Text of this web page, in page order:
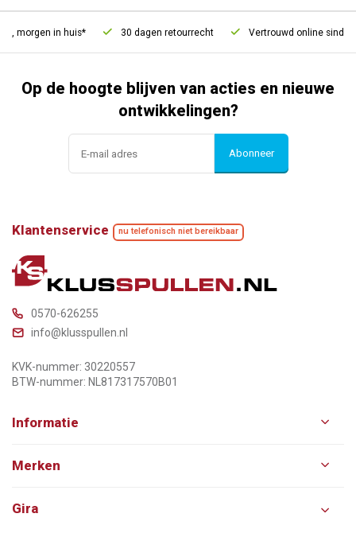
morgen in huis* 30 dagen retourrecht Vertrouwd online sinds
Op de hoogte blijven van acties en nieuwe
ontwikkelingen?
Abonneer
Klantenservice nu telefonisch niet bereikbaar
0570-626255
info@klusspullen.nl
KVK-nummer: 30220557
BTW-nummer: NL817317570B01
Informatie
Merken
Gira